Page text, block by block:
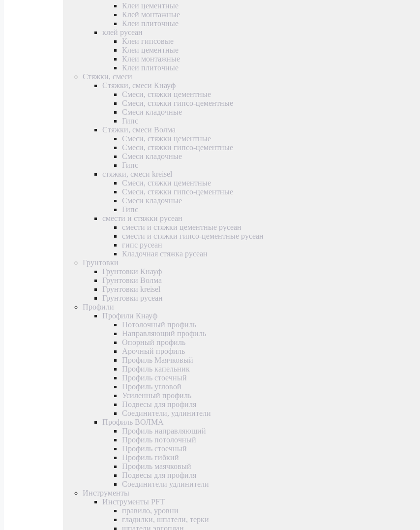
Клеи цементные
Клей монтажные
Клеи плиточные
клей русеан
Клеи гипсовые
Клеи цементные
Клеи монтажные
Клеи плиточные
Стяжки, смеси
Стяжки, смеси Кнауф
Смеси, стяжки цементные
Смеси, стяжки гипсо-цементные
Смеси кладочные
Гипс
Стяжки, смеси Волма
Смеси, стяжки цементные
Смеси, стяжки гипсо-цементные
Смеси кладочные
Гипс
стяжки, смеси kreisel
Смеси, стяжки цементные
Смеси, стяжки гипсо-цементные
Смеси кладочные
Гипс
смести и стяжки русеан
смести и стяжки цементные русеан
смести и стяжки гипсо-цементные русеан
гипс русеан
Кладочная стяжка русеан
Грунтовки
Грунтовки Кнауф
Грунтовки Волма
Грунтовки kreisel
Грунтовки русеан
Профили
Профили Кнауф
Потолочный профиль
Направляющий профиль
Опорный профиль
Арочный профиль
Профиль Маячковый
Профиль капельник
Профиль стоечный
Профиль угловой
Усиленный профиль
Подвесы для профиля
Соединители, удлинители
Профиль ВОЛМА
Профиль направляющий
Профиль потолочный
Профиль стоечный
Профиль гибкий
Профиль маячковый
Подвесы для профиля
Соединители удлинители
Инструменты
Инструменты PFT
правило, уровни
гладилки, шпатели, терки
шпатели эргоплан